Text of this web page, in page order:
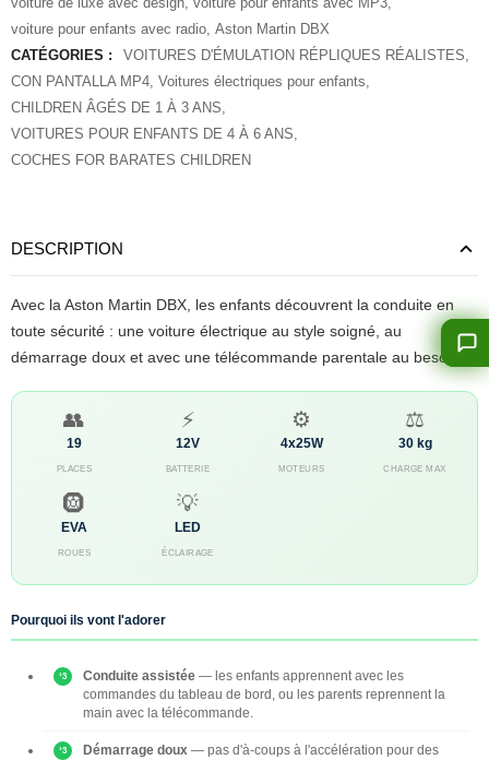
voiture pour enfants avec radio Aston Martin DBX
CATÉGORIES :
VOITURES D'ÉMULATION RÉPLIQUES RÉALISTES
CON PANTALLA MP4 Voitures électriques pour enfants
CHILDREN ÂGÉS DE 1 À 3 ANS
VOITURES POUR ENFANTS DE 4 À 6 ANS
COCHES FOR BARATES CHILDREN
DESCRIPTION
Avec la Aston Martin DBX, les enfants découvrent la conduite en
toute sécurité : une voiture électrique au style soigné, au
démarrage doux et avec une télécommande parentale au besoin.
👥
19
PLACES
⚡
12V
BATTERIE
⚙️
4x25W
MOTEURS
⚖️
30 kg
CHARGE MAX
🛞
EVA
ROUES
💡
LED
ÉCLAIRAGE
Pourquoi ils vont l'adorer
Conduite assistée — les enfants apprennent avec les
commandes du tableau de bord, ou les parents reprennent la
main avec la télécommande.
Démarrage doux — pas d'à-coups à l'accélération pour des